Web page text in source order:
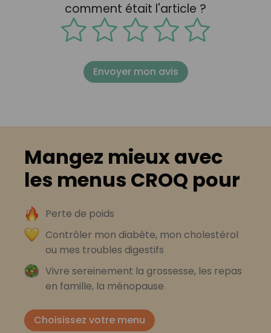
comment était l'article ?
Envoyer mon avis
Mangez mieux avec
les menus CROQ pour
Perte de poids
Contrôler mon diabète, mon cholestérol
ou mes troubles digestifs
Vivre sereinement la grossesse, les repas
en famille, la ménopause
Choisissez votre menu